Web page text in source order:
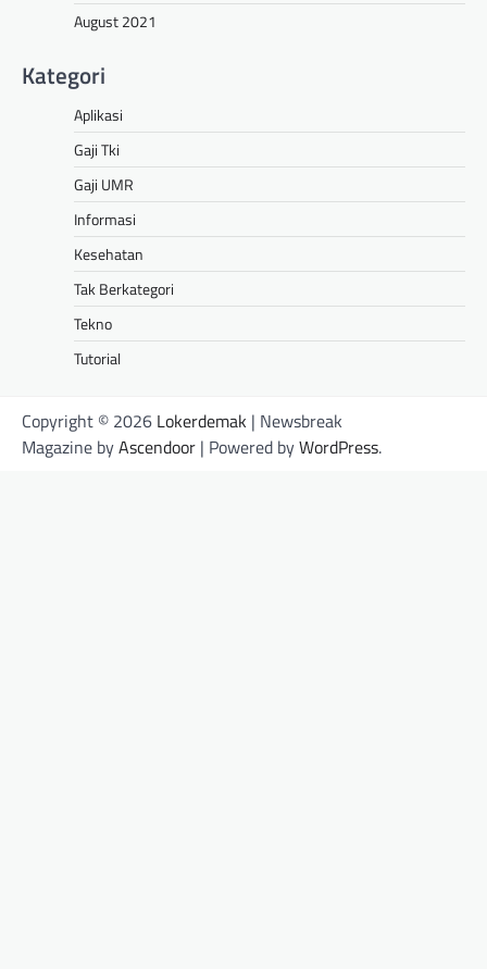
August 2021
Kategori
Aplikasi
Gaji Tki
Gaji UMR
Informasi
Kesehatan
Tak Berkategori
Tekno
Tutorial
Copyright © 2026 Lokerdemak | Newsbreak
Magazine byAscendoor | Powered byWordPress.